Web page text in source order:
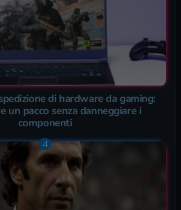
di hardware da gaming:
un pacco senza danneggiare i
componenti